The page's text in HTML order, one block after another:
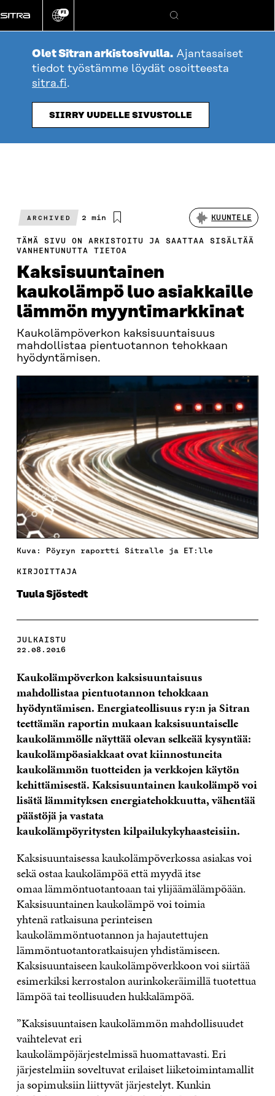
suoraan
sisältöön
Vaihda
kieli
FI
Hae
Olet Sitran arkistosivulla. Ajantasaiset
tiedot työstämme löydät osoitteesta
sitra.fi.
SIIRRY UUDELLE SIVUSTOLLE
ARCHIVED
Arvioitu
2 min KUUNTELE
TÄMÄ SIVU ON ARKISTOITU JA SAATTAA SISÄLTÄÄ
VANHENTUNUTTA TIETOA
Kaksisuuntainen
kaukolämpö luo asiakkaille
lämmön myyntimarkkinat
Kaukolämpöverkon kaksisuuntaisuus
mahdollistaa pientuotannon tehokkaan
hyödyntämisen.
Kuva: Pöyryn raportti Sitralle ja ET:lle
KIRJOITTAJA
Tuula Sjöstedt
JULKAISTU
22.08.2016
Kaukolämpöverkon kaksisuuntaisuus
mahdollistaa pientuotannon tehokkaan
hyödyntämisen. Energiateollisuus ry:n ja Sitran
teettämän raportin mukaan kaksisuuntaiselle
kaukolämmölle näyttää olevan selkeää kysyntää:
kaukolämpöasiakkaat ovat kiinnostuneita
kaukolämmön tuotteiden ja verkkojen käytön
kehittämisestä. Kaksisuuntainen kaukolämpö voi
lisätä lämmityksen energiatehokkuutta, vähentää
päästöjä ja vastata
kaukolämpöyritysten kilpailukykyhaasteisiin.
Kaksisuuntaisessa kaukolämpöverkossa asiakas voi
sekä ostaa kaukolämpöä että myydä itse
omaa lämmöntuotantoaan tai ylijäämälämpöään.
Kaksisuuntainen kaukolämpö voi toimia
yhtenä ratkaisuna perinteisen
kaukolämmöntuotannon ja hajautettujen
lämmöntuotantoratkaisujen yhdistämiseen.
Kaksisuuntaiseen kaukolämpöverkkoon voi siirtää
esimerkiksi kerrostalon aurinkokeräimillä tuotettua
lämpöä tai teollisuuden hukkalämpöä.
”Kaksisuuntaisen kaukolämmön mahdollisuudet
vaihtelevat eri
kaukolämpöjärjestelmissä huomattavasti. Eri
järjestelmiin soveltuvat erilaiset liiketoimintamallit
ja sopimuksiin liittyvät järjestelyt. Kunkin